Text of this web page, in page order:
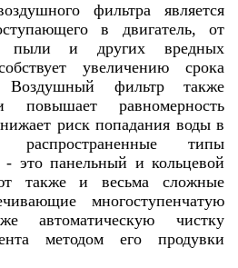
фильтра является
в двигатель, от
пыли и других вредных
увеличению срока
Воздушный фильтр также
равномерность
риск попадания воды в
распространенные типы
это панельный и кольцевой
также и весьма сложные
многоступенчатую
автоматическую чистку
методом его продувки